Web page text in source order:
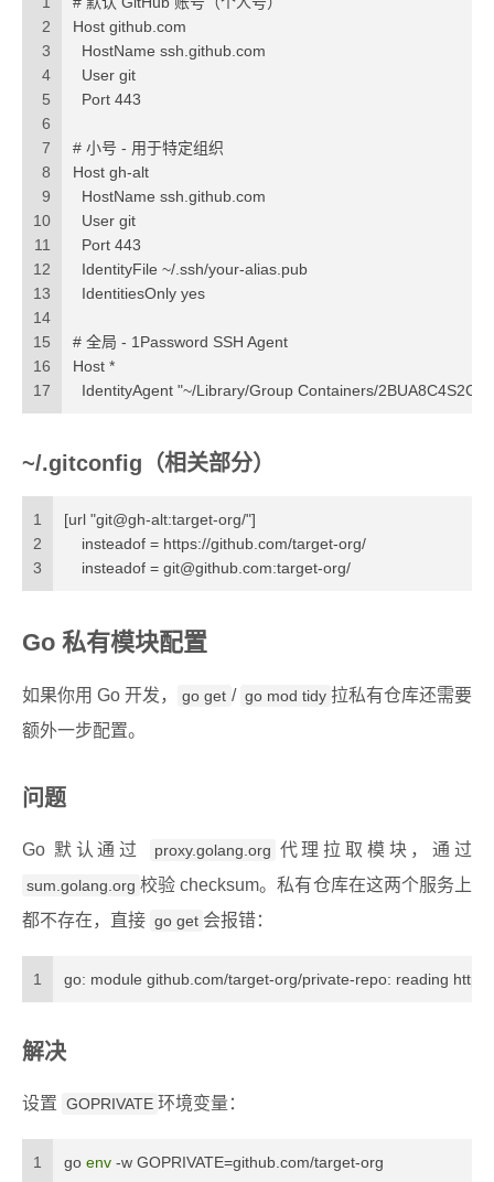
2
3
4
5
6
7
8
9
10
11
12
13
14
15
16
17
Host github.com
  HostName ssh.github.com
  User git
  Port 443
# 小号 - 用于特定组织
Host gh-alt
  HostName ssh.github.com
  User git
  Port 443
  IdentityFile ~/.ssh/your-alias.pub
  IdentitiesOnly yes
# 全局 - 1Password SSH Agent
Host *
IdentityAgent "~/Library/Group Containers/
~/.gitconfig（相关部分）
1
2
3
[url "git@gh-alt:target-org/"]
    insteadof = https://github.com/target-org/
    insteadof =
git@github.com:target-org/
Go 私有模块配置
如果你用 Go 开发， go get / go mod tidy 拉私有仓库还需要
额外一步配置。
问题
Go 默认通过 proxy.golang.org 代理拉取模块，通过
sum.golang.org 校验 checksum。私有仓库在这两个服务上
都不存在，直接 go get 会报错：
1 go: module github.com/target-org/private-repo: reading
解决
设置 GOPRIVATE 环境变量：
1 go env -w GOPRIVATE=github.com/target-org